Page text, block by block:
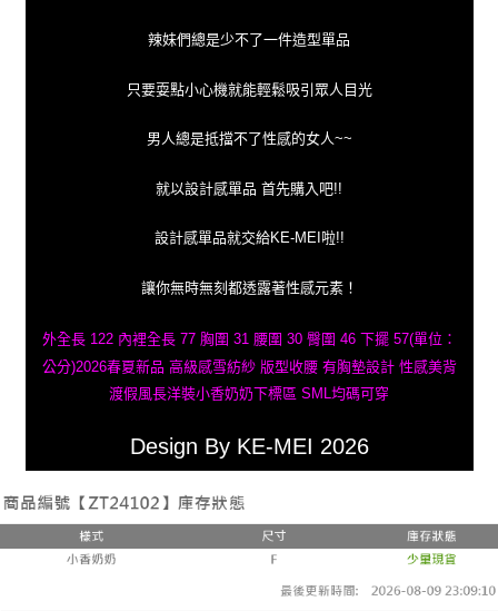
辣妹們總是少不了一件造型單品
只要耍點小心機就能輕鬆吸引眾人目光
男人總是抵擋不了性感的女人~~
就以設計感單品 首先購入吧!!
設計感單品就交給KE-MEI啦!!
讓你無時無刻都透露著性感元素！
外全長 122 內裡全長 77 胸圍 31 腰圍 30 臀圍 46 下擺 57(單位：
公分)2026春夏新品 高級感雪紡紗 版型收腰 有胸墊設計 性感美背
渡假風長洋裝小香奶奶下標區 SML均碼可穿
Design By KE-MEI 2026